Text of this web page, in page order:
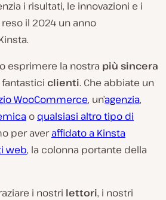
i risultati, le innovazioni e i
il 2024 un anno
esprimere la nostra più sincera
clienti. Che abbiate un
WooCommerce, un’agenzia,
o qualsiasi altro tipo di
per averaffidato a Kinsta
web, la colonna portante della
i nostri lettori, i nostri